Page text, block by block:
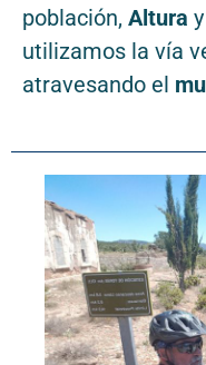
población, Altura
utilizamos la vía
atravesando el